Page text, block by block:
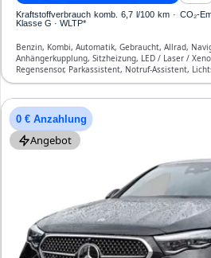
Kraftstoffverbrauch komb. 6,7 l/100 km · CO₂-
Klasse G · WLTP*
Benzin, Kombi, Automatik, Gebraucht, Allrad,
Anhängerkupplung, Sitzheizung, LED / Laser /
Regensensor, Parkassistent, Notruf-Assistent,
Bluetooth, Freisprecheinrichtung, Verkehrszeichen-
0 € Anzahlung
Angebot